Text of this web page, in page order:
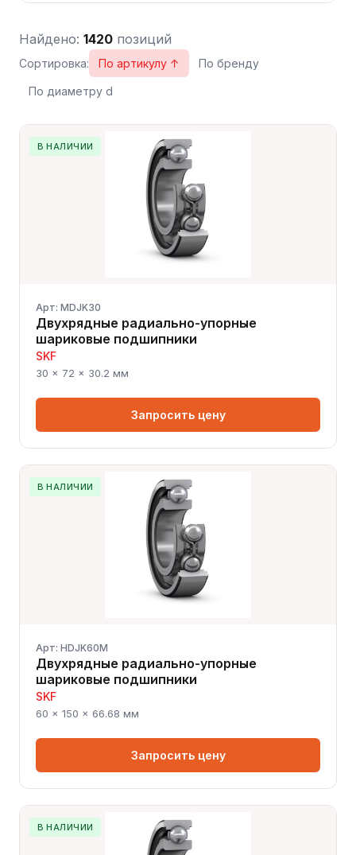
Найдено: 1420 позиций
Сортировка: По артикулу ↑ По бренду
По диаметру d
В НАЛИЧИИ
Арт: MDJK30
Двухрядные радиально-упорные
шариковые подшипники
SKF
30 × 72 × 30.2 мм
Запросить цену
В НАЛИЧИИ
Арт: HDJK60M
Двухрядные радиально-упорные
шариковые подшипники
SKF
60 × 150 × 66.68 мм
Запросить цену
В НАЛИЧИИ
Сергей — первый в отрасли ИИ-эксперт по
подшипникам
Онлайн · отвечает мгновенно